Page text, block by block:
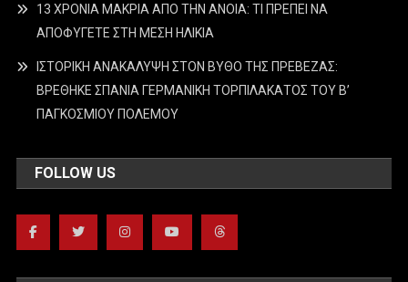
13 ΧΡΟΝΙΑ ΜΑΚΡΙΑ ΑΠΟ ΤΗΝ ΑΝΟΙΑ: ΤΙ ΠΡΕΠΕΙ ΝΑ
ΑΠΟΦΥΓΕΤΕ ΣΤΗ ΜΕΣΗ ΗΛΙΚΙΑ
ΙΣΤΟΡΙΚΗ ΑΝΑΚΑΛΥΨΗ ΣΤΟΝ ΒΥΘΟ ΤΗΣ ΠΡΕΒΕΖΑΣ:
ΒΡΕΘΗΚΕ ΣΠΑΝΙΑ ΓΕΡΜΑΝΙΚΗ ΤΟΡΠΙΛΑΚΑΤΟΣ ΤΟΥ Β’
ΠΑΓΚΟΣΜΙΟΥ ΠΟΛΕΜΟΥ
FOLLOW US